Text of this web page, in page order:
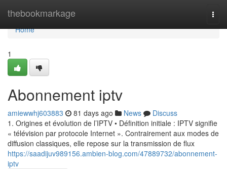
thebookmarkage
Home
Home
1
Abonnement iptv
amiewwhj603883 81 days ago News
Discuss
1. Origines et évolution de l’IPTV • Définition initiale : IPTV signifie
« télévision par protocole Internet ». Contrairement aux modes de
diffusion classiques, elle repose sur la transmission de flux
https://saadijuv989156.ambien-blog.com/47889732/abonnement-
iptv